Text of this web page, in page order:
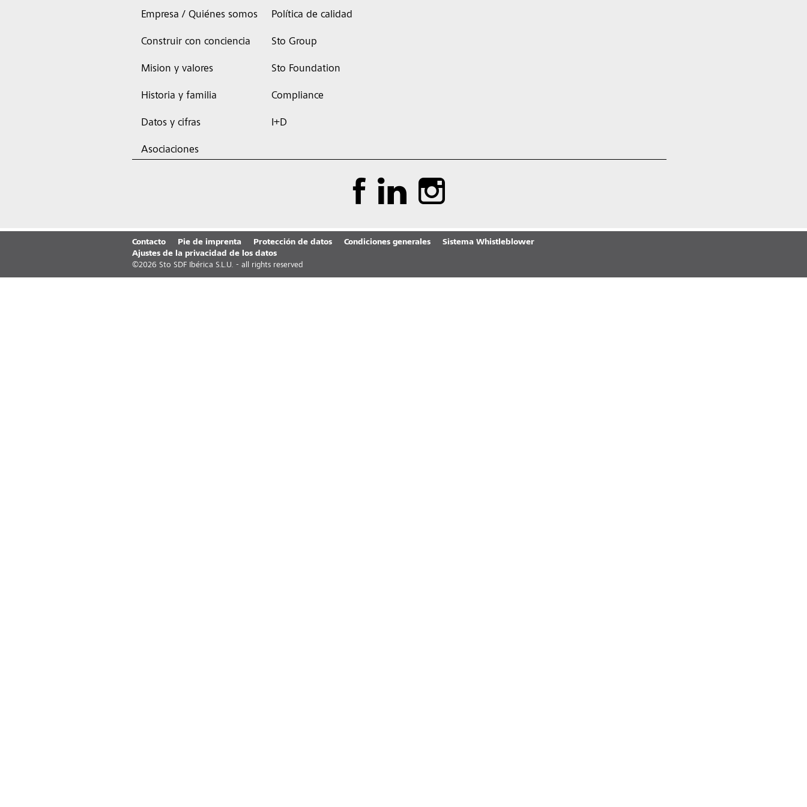
Empresa / Quiénes somos
Construir con conciencia
Mision y valores
Historia y familia
Datos y cifras
Asociaciones
Política de calidad
Sto Group
Sto Foundation
Compliance
I+D
Contacto Pie de imprenta Protección de datos Condiciones generales
Sistema Whistleblower
Ajustes de la privacidad de los datos
©2026 Sto SDF Ibérica S.L.U. - all rights reserved